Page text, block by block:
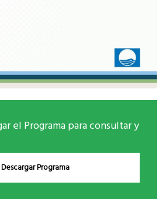
el Programa para consultar y
Descargar Programa